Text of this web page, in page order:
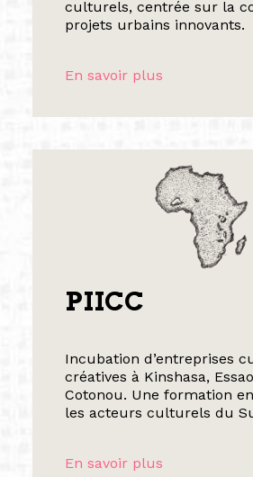
culturels, centrée sur la
projets urbains innovants.
En savoir plus
PIICC
Incubation d’entreprises
créatives à Kinshasa,
Cotonou. Une formation
les acteurs culturels du
En savoir plus